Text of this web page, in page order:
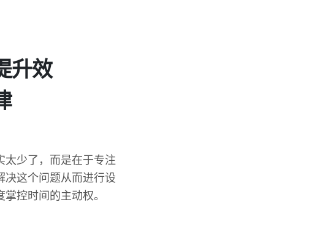
升效
太少了，而是在于专注
决这个问题从而进行设
控时间的主动权。